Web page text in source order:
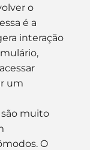
o
é a
interação
um
muito
O